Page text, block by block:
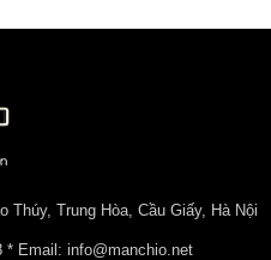
Thúy, Trung Hòa, Cầu Giấy, Hà Nội
* Email: info@manchio.net